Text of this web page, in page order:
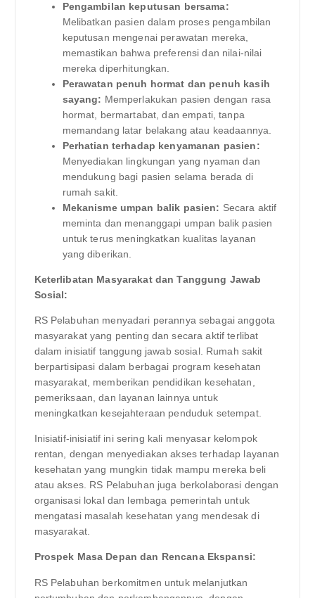
Pengambilan keputusan bersama:
Melibatkan pasien dalam proses pengambilan
keputusan mengenai perawatan mereka,
memastikan bahwa preferensi dan nilai-nilai
mereka diperhitungkan.
Perawatan penuh hormat dan penuh kasih
sayang: Memperlakukan pasien dengan rasa
hormat, bermartabat, dan empati, tanpa
memandang latar belakang atau keadaannya.
Perhatian terhadap kenyamanan pasien:
Menyediakan lingkungan yang nyaman dan
mendukung bagi pasien selama berada di
rumah sakit.
Mekanisme umpan balik pasien: Secara aktif
meminta dan menanggapi umpan balik pasien
untuk terus meningkatkan kualitas layanan
yang diberikan.
Keterlibatan Masyarakat dan Tanggung Jawab
Sosial:
RS Pelabuhan menyadari perannya sebagai anggota
masyarakat yang penting dan secara aktif terlibat
dalam inisiatif tanggung jawab sosial. Rumah sakit
berpartisipasi dalam berbagai program kesehatan
masyarakat, memberikan pendidikan kesehatan,
pemeriksaan, dan layanan lainnya untuk
meningkatkan kesejahteraan penduduk setempat.
Inisiatif-inisiatif ini sering kali menyasar kelompok
rentan, dengan menyediakan akses terhadap layanan
kesehatan yang mungkin tidak mampu mereka beli
atau akses. RS Pelabuhan juga berkolaborasi dengan
organisasi lokal dan lembaga pemerintah untuk
mengatasi masalah kesehatan yang mendesak di
masyarakat.
Prospek Masa Depan dan Rencana Ekspansi:
RS Pelabuhan berkomitmen untuk melanjutkan